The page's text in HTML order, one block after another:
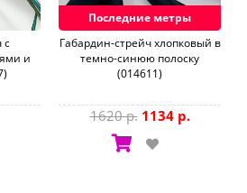
с
и
Последние метры
Габардин-стрейч хлопковый в
темно-синюю полоску
(014611)
1620 р. 1134 р.